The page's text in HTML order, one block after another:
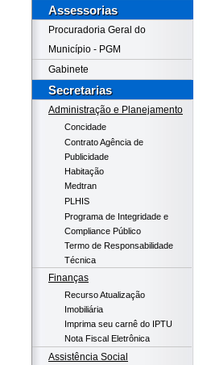
Assessorias
Procuradoria Geral do
Município - PGM
Gabinete
Secretarias
Administração e Planejamento
Concidade
Contrato Agência de
Publicidade
Habitação
Medtran
PLHIS
Programa de Integridade e
Compliance Público
Termo de Responsabilidade
Técnica
Finanças
Recurso Atualização
Imobiliária
Imprima seu carnê do IPTU
Nota Fiscal Eletrônica
Assistência Social